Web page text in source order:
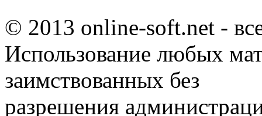
© 2013 online-soft.net -
Использование любых
заимствованных без
разрешения